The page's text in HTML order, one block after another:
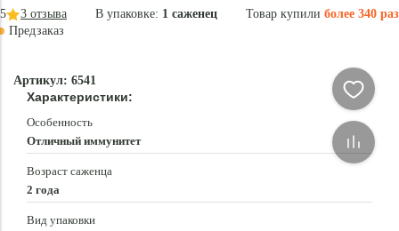
В упаковке: 1 саженец Товар купили более 340 раз
5 3 отзыва
Предзаказ
Артикул: 6541
Характеристики:
Особенность
Отличный иммунитет
Возраст саженца
2 года
Вид упаковки